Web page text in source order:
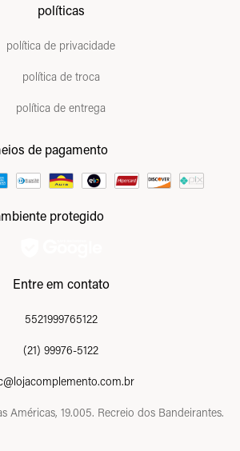
políticas
política de privacidade
política de troca
política de entrega
de pagamento
protegido
Entre em contato
5521999765122
(21) 99976-5122
Américas, 19.005. Recreio dos Bandeirantes.